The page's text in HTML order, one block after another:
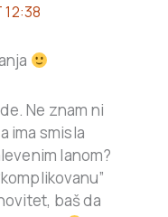
12:38
Ne znam ni
ima smisla
lanom?
baš da